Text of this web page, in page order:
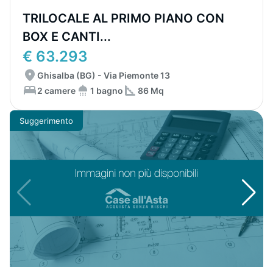
TRILOCALE AL PRIMO PIANO CON
BOX E CANTI...
€ 63.293
Ghisalba (BG) - Via Piemonte 13
2 camere
1 bagno 86 Mq
Suggerimento